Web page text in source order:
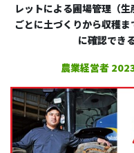
レットによる圃場管理（
ごとに土づくりから収穫
に確認でき
農業経営者